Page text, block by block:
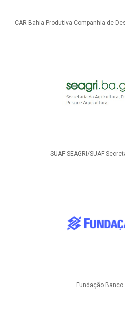
CAR-Bahia Produtiva-Companhia de
SUAF-SEAGRI/SUAF-
Fundação Banco